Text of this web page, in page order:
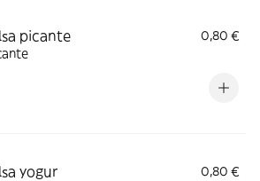
picante
0,80 €
yogur 0,80 €